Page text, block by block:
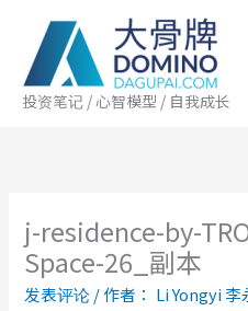
投资笔记 / 心智模型 / 自我成长
j-residence-by-
Space-26_副本
发表评论/ 作者： Li Yongyi 李